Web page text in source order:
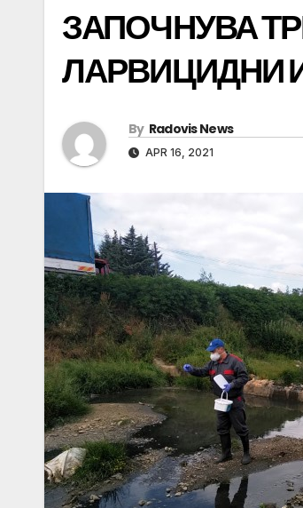
ЗАПОЧНУВА
ЛАРВИЦИДНИ
By Radovis News
APR 16, 2021